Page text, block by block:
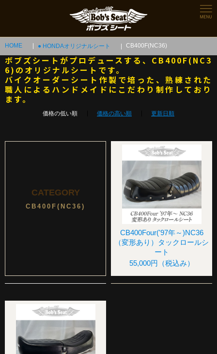
HOME ● HONDAオリジナルシート CB400F(NC36)
ボブズシートがプロデュースする、CB400F(NC3
6)のオリジナルシートです。
バイクオーダーシート作製で培った、熟練された
職人によるハンドメイドにこだわり制作しており
ます。
価格の低い順 価格の高い順 更新日順
CATEGORY
CB400F(NC36)
CB400Four('97年～)NC36
（変形あり）タックロールシ
ート
55,000円 （税込み）